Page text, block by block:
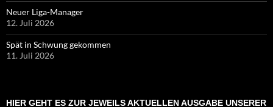
Neuer Liga-Manager
12. Juli 2026
Spät in Schwung gekommen
11. Juli 2026
HIER GEHT ES ZUR JEWEILS AKTUELLEN AUSGABE UNSERER